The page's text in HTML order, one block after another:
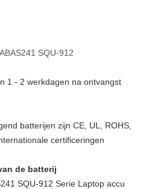
SQU-912
1 - 2 werkdagen na ontvangst
batterijen zijn CE, UL, ROHS,
certificeringen
de batterij
SQU-912 Serie Laptop accu